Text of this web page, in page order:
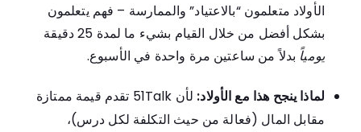
الأولاد متعلمون “بالاعتياد” والممارسة – فهم يتعلمون
بشكل أفضل من خلال القيام بشيء ما لمدة 25 دقيقة
يومياً بدلاً من ساعتين مرة واحدة في الأسبوع.
لماذا ينجح هذا مع الأولاد:
لأن 51Talk تقدم قيمة ممتازة
مقابل المال (فعالة من حيث التكلفة لكل درس)،